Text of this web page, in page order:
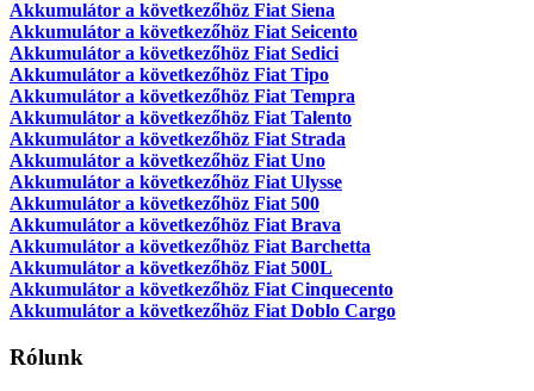
Akkumulátor a következőhöz Fiat Siena
Akkumulátor a következőhöz Fiat Seicento
Akkumulátor a következőhöz Fiat Sedici
Akkumulátor a következőhöz Fiat Tipo
Akkumulátor a következőhöz Fiat Tempra
Akkumulátor a következőhöz Fiat Talento
Akkumulátor a következőhöz Fiat Strada
Akkumulátor a következőhöz Fiat Uno
Akkumulátor a következőhöz Fiat Ulysse
Akkumulátor a következőhöz Fiat 500
Akkumulátor a következőhöz Fiat Brava
Akkumulátor a következőhöz Fiat Barchetta
Akkumulátor a következőhöz Fiat 500L
Akkumulátor a következőhöz Fiat Cinquecento
Akkumulátor a következőhöz Fiat Doblo Cargo
Rólunk